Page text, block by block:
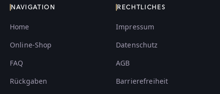
NAVIGATION
Home
Online-Shop
FAQ
Rückgaben
RECHTLICHES
Impressum
Datenschutz
AGB
Barrierefreiheit